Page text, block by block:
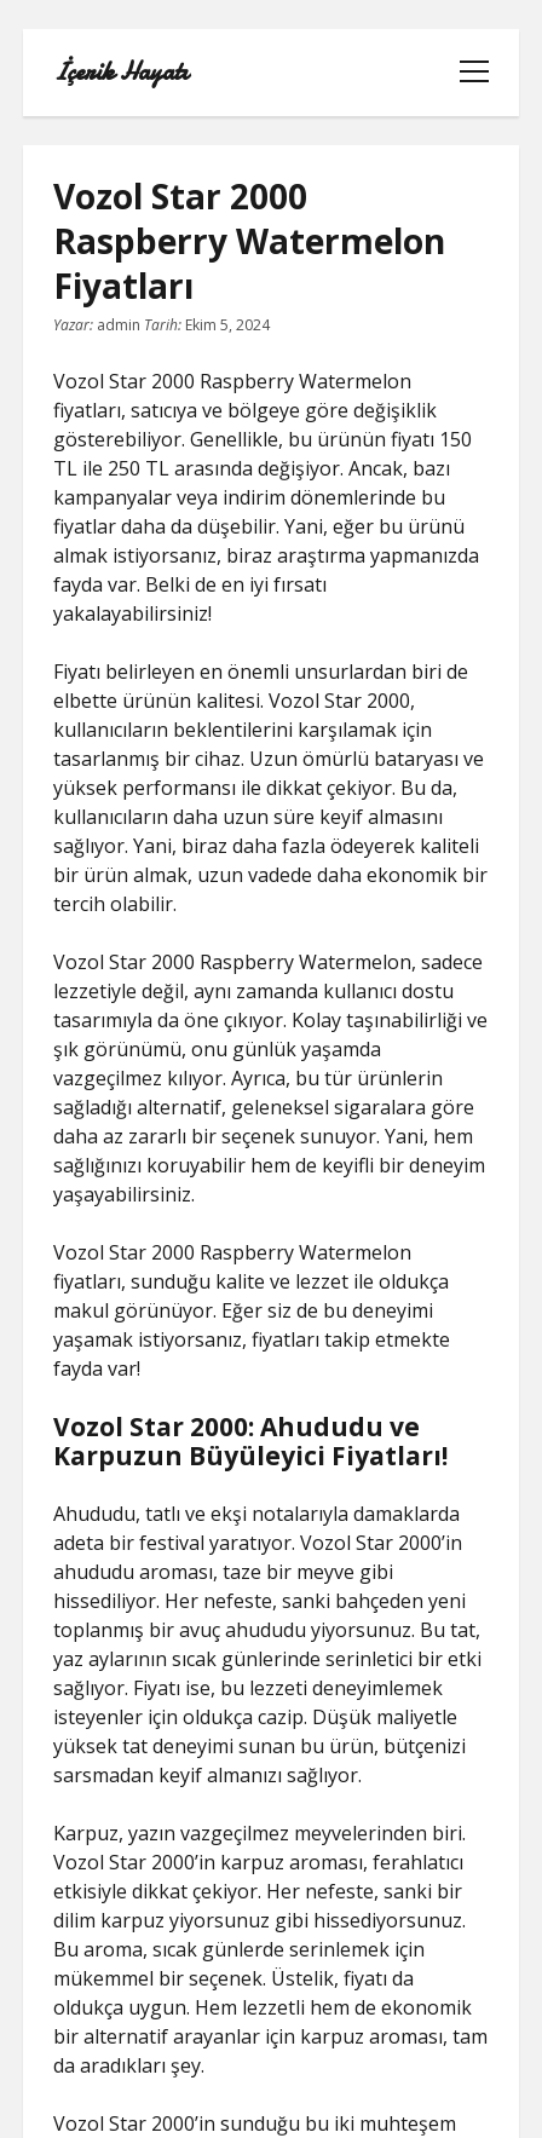
İçerik Hayatı
menüyü
aç
FACEBOOK SAYFA NASIL KURULUR
IGTV IZLENME GÖNDERME HILESI
LISTE
SAYFA LISTESI
TUMBLR TAKIPÇI ARTTIRMA BEDAVA
Vozol Star 2000
Raspberry Watermelon
Fiyatları
Yazar: admin Tarih: Ekim 5, 2024
Vozol Star 2000 Raspberry Watermelon
fiyatları, satıcıya ve bölgeye göre değişiklik
gösterebiliyor. Genellikle, bu ürünün fiyatı 150
TL ile 250 TL arasında değişiyor. Ancak, bazı
kampanyalar veya indirim dönemlerinde bu
fiyatlar daha da düşebilir. Yani, eğer bu ürünü
almak istiyorsanız, biraz araştırma yapmanızda
fayda var. Belki de en iyi fırsatı
yakalayabilirsiniz!
Fiyatı belirleyen en önemli unsurlardan biri de
elbette ürünün kalitesi. Vozol Star 2000,
kullanıcıların beklentilerini karşılamak için
tasarlanmış bir cihaz. Uzun ömürlü bataryası ve
yüksek performansı ile dikkat çekiyor. Bu da,
kullanıcıların daha uzun süre keyif almasını
sağlıyor. Yani, biraz daha fazla ödeyerek kaliteli
bir ürün almak, uzun vadede daha ekonomik bir
tercih olabilir.
Vozol Star 2000 Raspberry Watermelon, sadece
lezzetiyle değil, aynı zamanda kullanıcı dostu
tasarımıyla da öne çıkıyor. Kolay taşınabilirliği ve
şık görünümü, onu günlük yaşamda
vazgeçilmez kılıyor. Ayrıca, bu tür ürünlerin
sağladığı alternatif, geleneksel sigaralara göre
daha az zararlı bir seçenek sunuyor. Yani, hem
sağlığınızı koruyabilir hem de keyifli bir deneyim
yaşayabilirsiniz.
Vozol Star 2000 Raspberry Watermelon
fiyatları, sunduğu kalite ve lezzet ile oldukça
makul görünüyor. Eğer siz de bu deneyimi
yaşamak istiyorsanız, fiyatları takip etmekte
fayda var!
Vozol Star 2000: Ahududu ve
Karpuzun Büyüleyici Fiyatları!
Ahududu, tatlı ve ekşi notalarıyla damaklarda
adeta bir festival yaratıyor. Vozol Star 2000’in
ahududu aroması, taze bir meyve gibi
hissediliyor. Her nefeste, sanki bahçeden yeni
toplanmış bir avuç ahududu yiyorsunuz. Bu tat,
yaz aylarının sıcak günlerinde serinletici bir etki
sağlıyor. Fiyatı ise, bu lezzeti deneyimlemek
isteyenler için oldukça cazip. Düşük maliyetle
yüksek tat deneyimi sunan bu ürün, bütçenizi
sarsmadan keyif almanızı sağlıyor.
Karpuz, yazın vazgeçilmez meyvelerinden biri.
Vozol Star 2000’in karpuz aroması, ferahlatıcı
etkisiyle dikkat çekiyor. Her nefeste, sanki bir
dilim karpuz yiyorsunuz gibi hissediyorsunuz.
Bu aroma, sıcak günlerde serinlemek için
mükemmel bir seçenek. Üstelik, fiyatı da
oldukça uygun. Hem lezzetli hem de ekonomik
bir alternatif arayanlar için karpuz aroması, tam
da aradıkları şey.
Vozol Star 2000’in sunduğu bu iki muhteşem